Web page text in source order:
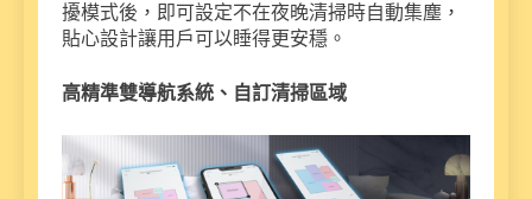
擾模式後，即可設定不在夜晚清掃時自動集塵，
貼心設計讓用戶可以睡得更安穩。
高精準雙導航系統、自訂清掃區域